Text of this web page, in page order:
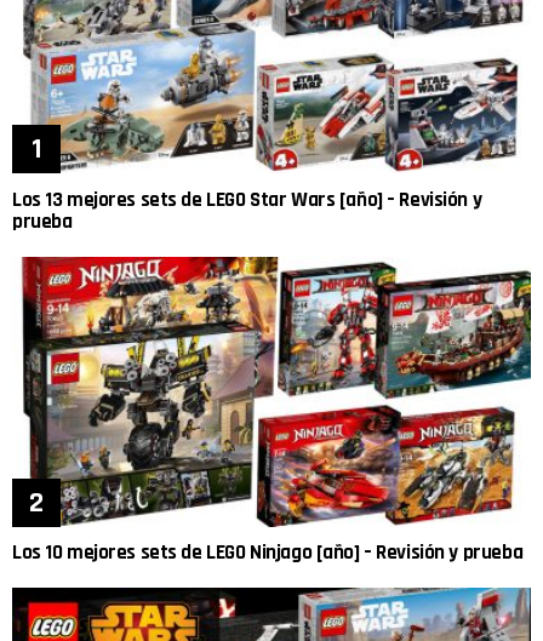
Los 13 mejores sets de LEGO Star Wars [año] – Revisión y
prueba
Los 10 mejores sets de LEGO Ninjago [año] – Revisión y prueba